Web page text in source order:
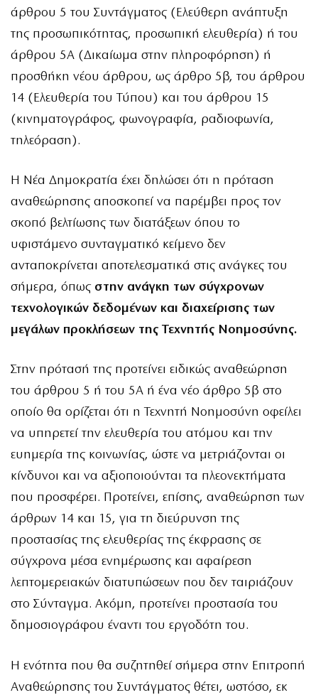
άρθρου 5 του Συντάγματος (Ελεύθερη ανάπτυξη
της προσωπικότητας, προσωπική ελευθερία) ή του
άρθρου 5Α (Δικαίωμα στην πληροφόρηση) ή
προσθήκη νέου άρθρου, ως άρθρο 5β, του άρθρου
14 (Ελευθερία του Τύπου) και του άρθρου 15
(κινηματογράφος, φωνογραφία, ραδιοφωνία,
τηλεόραση).
Η Νέα Δημοκρατία έχει δηλώσει ότι η πρόταση
αναθεώρησης αποσκοπεί να παρέμβει προς τον
σκοπό βελτίωσης των διατάξεων όπου το
υφιστάμενο συνταγματικό κείμενο δεν
ανταποκρίνεται αποτελεσματικά στις ανάγκες του
σήμερα, όπως στην ανάγκη των σύγχρονων
τεχνολογικών δεδομένων και διαχείρισης των
μεγάλων προκλήσεων της Τεχνητής Νοημοσύνης.
Στην πρότασή της προτείνει ειδικώς αναθεώρηση
του άρθρου 5 ή του 5Α ή ένα νέο άρθρο 5β στο
οποίο θα ορίζεται ότι η Τεχνητή Νοημοσύνη οφείλει
να υπηρετεί την ελευθερία του ατόμου και την
ευημερία της κοινωνίας, ώστε να μετριάζονται οι
κίνδυνοι και να αξιοποιούνται τα πλεονεκτήματα
που προσφέρει. Προτείνει, επίσης, αναθεώρηση των
άρθρων 14 και 15, για τη διεύρυνση της
προστασίας της ελευθερίας της έκφρασης σε
σύγχρονα μέσα ενημέρωσης και αφαίρεση
λεπτομερειακών διατυπώσεων που δεν ταιριάζουν
στο Σύνταγμα. Ακόμη, προτείνει προστασία του
δημοσιογράφου έναντι του εργοδότη του.
Η ενότητα που θα συζητηθεί σήμερα στην Επιτροπή
Αναθεώρησης του Συντάγματος θέτει, ωστόσο, εκ